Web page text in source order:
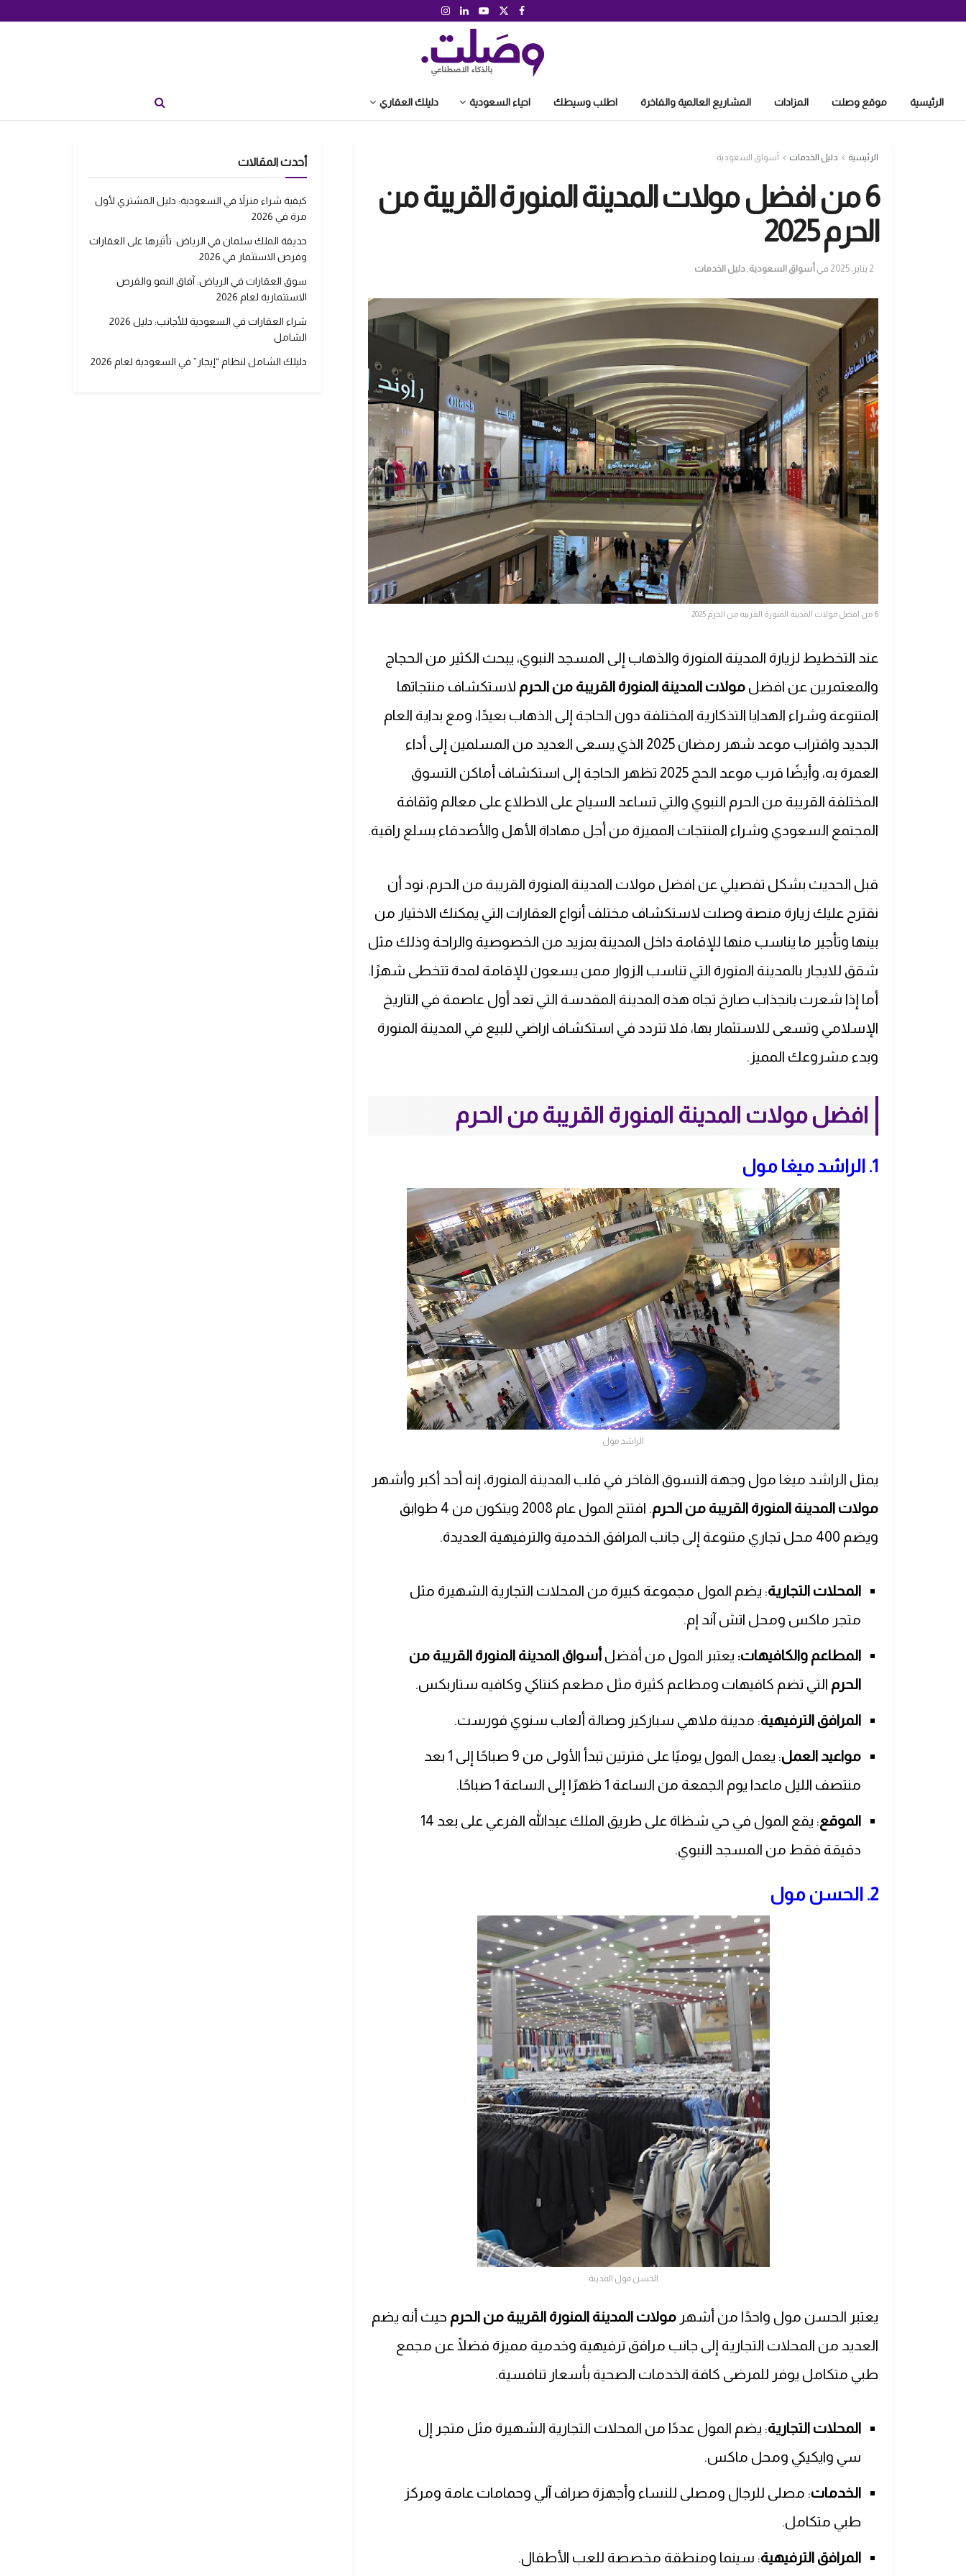
الرئيسية موقع وصلت المزادات المشاريع العالمية والفاخرة اطلب وسيطك احياء السعودية دليلك العقاري
الرئيسية دليل الخدمات أسواق السعودية
6 من افضل مولات المدينة المنورة القريبة من
الحرم 2025
2 يناير، 2025 في أسواق السعودية دليل الخدمات
6 من افضل مولات المدينة المنورة القريبة من الحرم 2025
عند التخطيط لزيارة المدينة المنورة والذهاب إلى المسجد النبوي، يبحث الكثير من الحجاج
والمعتمرين عن افضل مولات المدينة المنورة القريبة من الحرم لاستكشاف منتجاتها
المتنوعة وشراء الهدايا التذكارية المختلفة دون الحاجة إلى الذهاب بعيدًا، ومع بداية العام
الجديد واقتراب موعد شهر رمضان 2025 الذي يسعى العديد من المسلمين إلى أداء
العمرة به، وأيضًا قرب موعد الحج 2025 تظهر الحاجة إلى استكشاف أماكن التسوق
المختلفة القريبة من الحرم النبوي والتي تساعد السياح على الاطلاع على معالم وثقافة
المجتمع السعودي وشراء المنتجات المميزة من أجل مهاداة الأهل والأصدقاء بسلع راقية.
قبل الحديث بشكل تفصيلي عن افضل مولات المدينة المنورة القريبة من الحرم، نود أن
نقترح عليك زيارة منصة وصلت لاستكشاف مختلف أنواع العقارات التي يمكنك الاختيار من
بينها وتأجير ما يناسب منها للإقامة داخل المدينة بمزيد من الخصوصية والراحة وذلك مثل
شقق للايجار بالمدينة المنورة التي تناسب الزوار ممن يسعون للإقامة لمدة تتخطى شهرًا.
أما إذا شعرت بانجذاب صارخ تجاه هذه المدينة المقدسة التي تعد أول عاصمة في التاريخ
الإسلامي وتسعى للاستثمار بها، فلا تتردد في استكشاف اراضي للبيع في المدينة المنورة
وبدء مشروعك المميز.
افضل مولات المدينة المنورة القريبة من الحرم
1. الراشد ميغا مول
الراشد مول
يمثل الراشد ميغا مول وجهة التسوق الفاخر في قلب المدينة المنورة، إنه أحد أكبر وأشهر
مولات المدينة المنورة القريبة من الحرم
. افتتح المول عام 2008 ويتكون من 4 طوابق
ويضم 400 محل تجاري متنوعة إلى جانب المرافق الخدمية والترفيهية العديدة.
المحلات التجارية: يضم المول مجموعة كبيرة من المحلات التجارية الشهيرة مثل
متجر ماكس ومحل اتش آند إم.
المطاعم والكافيهات: يعتبر المول من أفضلأسواق المدينة المنورة القريبة من
الحرم التي تضم كافيهات ومطاعم كثيرة مثل مطعم كنتاكي وكافيه ستاربكس.
المرافق الترفيهية: مدينة ملاهي سباركيز وصالة ألعاب سنوي فورست.
مواعيد العمل
: يعمل المول يوميًا على فترتين تبدأ الأولى من 9 صباحًا إلى 1 بعد
منتصف الليل ماعدا يوم الجمعة من الساعة 1 ظهرًا إلى الساعة 1 صباحًا.
الموقع
: يقع المول في حي شظاة على طريق الملك عبدالله الفرعي على بعد 14
دقيقة فقط من المسجد النبوي.
2. الحسن مول
الحسن مول المدينة
يعتبر الحسن مول واحدًا من أشهر مولات المدينة المنورة القريبة من الحرم حيث أنه يضم
العديد من المحلات التجارية إلى جانب مرافق ترفيهية وخدمية مميزة فضلًا عن مجمع
طبي متكامل يوفر للمرضى كافة الخدمات الصحية بأسعار تنافسية.
المحلات التجارية: يضم المول عددًا من المحلات التجارية الشهيرة مثل متجر إل
سي وايكيكي ومحل ماكس.
الخدمات: مصلى للرجال ومصلى للنساء وأجهزة صراف آلي وحمامات عامة ومركز
طبي متكامل.
المرافق الترفيهية: سينما ومنطقة مخصصة للعب الأطفال.
أحدث المقالات
كيفية شراء منزلاً في السعودية: دليل المشتري لأول
مرة في 2026
حديقة الملك سلمان في الرياض: تأثيرها على العقارات
وفرص الاستثمار في 2026
سوق العقارات في الرياض: آفاق النمو والفرص
الاستثمارية لعام 2026
شراء العقارات في السعودية للأجانب: دليل 2026
الشامل
دليلك الشامل لنظام “إيجار” في السعودية لعام 2026